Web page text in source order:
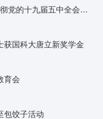
党的十九届五中全会精
获国科大唐立新奖学金
育会
包饺子活动